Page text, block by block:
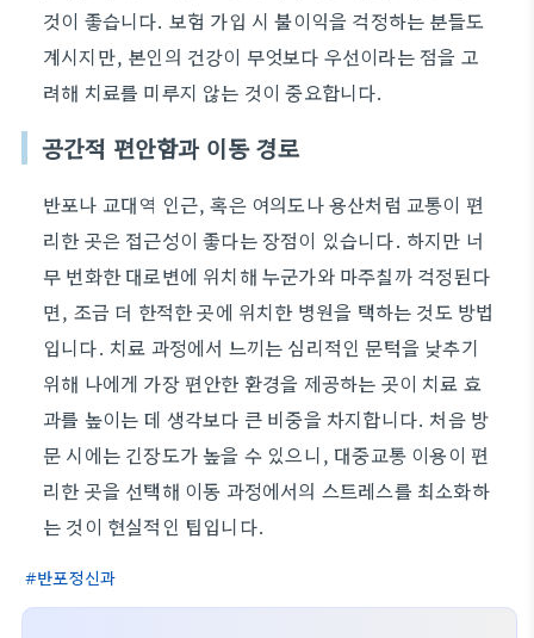
것이 좋습니다. 보험 가입 시 불이익을 걱정하는 분들도
계시지만, 본인의 건강이 무엇보다 우선이라는 점을 고
려해 치료를 미루지 않는 것이 중요합니다.
공간적 편안함과 이동 경로
반포나 교대역 인근, 혹은 여의도나 용산처럼 교통이 편
리한 곳은 접근성이 좋다는 장점이 있습니다. 하지만 너
무 번화한 대로변에 위치해 누군가와 마주칠까 걱정된다
면, 조금 더 한적한 곳에 위치한 병원을 택하는 것도 방법
입니다. 치료 과정에서 느끼는 심리적인 문턱을 낮추기
위해 나에게 가장 편안한 환경을 제공하는 곳이 치료 효
과를 높이는 데 생각보다 큰 비중을 차지합니다. 처음 방
문 시에는 긴장도가 높을 수 있으니, 대중교통 이용이 편
리한 곳을 선택해 이동 과정에서의 스트레스를 최소화하
는 것이 현실적인 팁입니다.
반포정신과